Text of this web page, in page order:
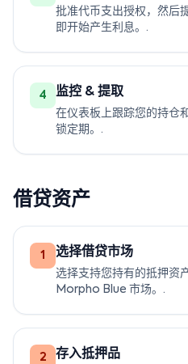
批准代币支出授权，然后
即开始产生利息。.
4 监控 & 提取
在仪表板上跟踪您的持仓
锁定期。.
借贷资产
1 选择借贷市场
选择支持您持有的抵押资
Morpho Blue 市场。.
2 存入抵押品